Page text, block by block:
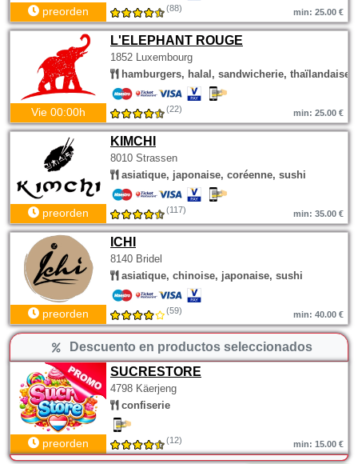
preorden (88) min: 25.00 €
L'ELEPHANT ROUGE
1852 Luxembourg
hamburgers, halal, sandwicherie, thaïlandaise
Vie 00:00h (22) min: 25.00 €
KIMCHI
8010 Strassen
asiatique, japonaise, coréenne, sushi
preorden (117) min: 35.00 €
ICHI
8140 Bridel
asiatique, chinoise, japonaise, sushi
preorden (59) min: 40.00 €
Descuento en productos seleccionados
SUCRESTORE
4798 Käerjeng
confiserie
preorden (12) min: 15.00 €